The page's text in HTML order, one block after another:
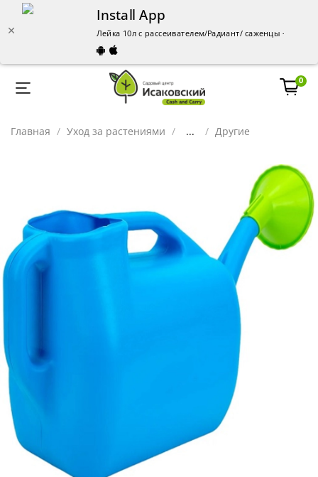
Install App
Лейка 10л с рассеивателем/Радиант/ саженцы –
0
Главная Уход за растениями ... Другие